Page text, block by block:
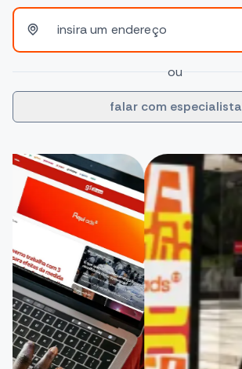
Digite um endereço para simular sua campanha
ou
falar com especialista